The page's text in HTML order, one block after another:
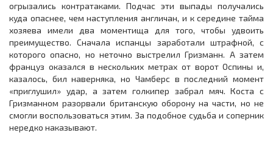
огрызались контратаками. Подчас эти выпады получались
куда опаснее, чем наступления англичан, и к середине тайма
хозяева имели два моментища для того, чтобы удвоить
преимущество. Сначала испанцы заработали штрафной, с
которого опасно, но неточно выстрелил Гризманн. А затем
француз оказался в нескольких метрах от ворот Оспины и,
казалось, бил наверняка, но Чамберс в последний момент
«приглушил» удар, а затем голкипер забрал мяч. Коста с
Гризманном разорвали британскую оборону на части, но не
смогли воспользоваться этим. За подобное судьба и соперник
нередко наказывают.